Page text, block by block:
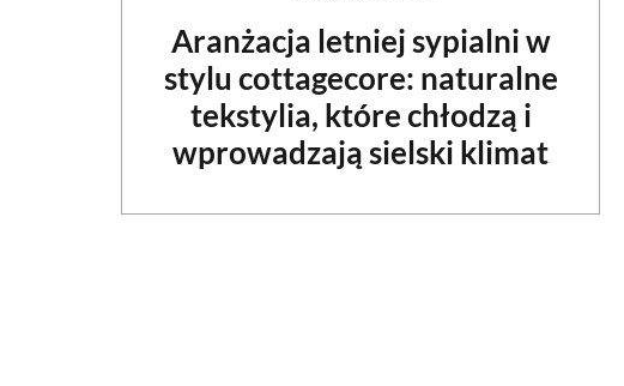
Aranżacja letniej sypialni w
stylu cottagecore: naturalne
tekstylia, które chłodzą i
wprowadzają sielski klimat